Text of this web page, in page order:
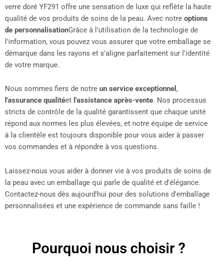
verre doré YF291 offre une sensation de luxe qui reflète la haute
qualité de vos produits de soins de la peau. Avec notre options
de personnalisationGrâce à l'utilisation de la technologie de
l'information, vous pouvez vous assurer que votre emballage se
démarque dans les rayons et s'aligne parfaitement sur l'identité
de votre marque.
Nous sommes fiers de notre un service exceptionnel ,
l'assurance qualitéet l'assistance après-vente. Nos processus
stricts de contrôle de la qualité garantissent que chaque unité
répond aux normes les plus élevées, et notre équipe de service
à la clientèle est toujours disponible pour vous aider à passer
vos commandes et à répondre à vos questions.
Laissez-nous vous aider à donner vie à vos produits de soins de
la peau avec un emballage qui parle de qualité et d'élégance.
Contactez-nous dès aujourd'hui pour des solutions d'emballage
personnalisées et une expérience de commande sans faille !
Pourquoi nous choisir ?